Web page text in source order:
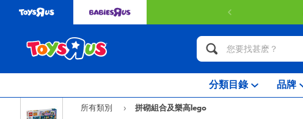
分類目錄 品牌
所有類別 拼砌組合及樂高lego